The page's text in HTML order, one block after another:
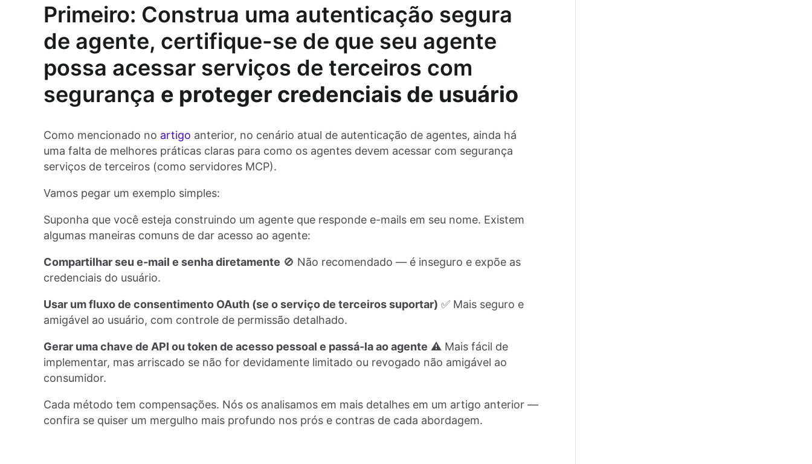
Primeiro: Construa uma autenticação segura
de agente, certifique-se de que seu agente
possa acessar serviços de terceiros com
segurança e proteger credenciais de usuário
Como mencionado no artigo anterior, no cenário atual de autenticação de agentes, ainda há
uma falta de melhores práticas claras para como os agentes devem acessar com segurança
serviços de terceiros (como servidores MCP).
Vamos pegar um exemplo simples:
Suponha que você esteja construindo um agente que responde e-mails em seu nome. Existem
algumas maneiras comuns de dar acesso ao agente:
Compartilhar seu e-mail e senha diretamente 🚫 Não recomendado — é inseguro e expõe as
credenciais do usuário.
Usar um fluxo de consentimento OAuth (se o serviço de terceiros suportar) ✅ Mais seguro e
amigável ao usuário, com controle de permissão detalhado.
Gerar uma chave de API ou token de acesso pessoal e passá-la ao agente ⚠️ Mais fácil de
implementar, mas arriscado se não for devidamente limitado ou revogado não amigável ao
consumidor.
Cada método tem compensações. Nós os analisamos em mais detalhes em um artigo anterior —
confira se quiser um mergulho mais profundo nos prós e contras de cada abordagem.